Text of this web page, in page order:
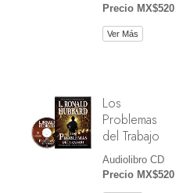
Precio MX$520
Ver Más
Los
Problemas
del Trabajo
Audiolibro CD
Precio MX$520